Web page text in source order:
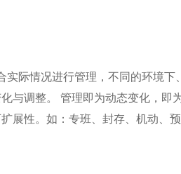
际情况进行管理，不同的环境下
与调整。 管理即为动态变化，即
展性。如：专班、封存、机动、